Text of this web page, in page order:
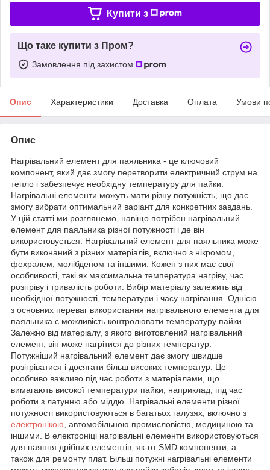
Купити з
Що таке купити з Пром?
Замовлення під захистом
Опис Характеристики Доставка Оплата Умови
Опис
Нагрівальний елемент для паяльника - це ключовий
компонент, який дає змогу перетворити електричний струм на
тепло і забезпечує необхідну температуру для пайки.
Нагрівальні елементи можуть мати різну потужність, що дає
змогу вибрати оптимальний варіант для конкретних завдань.
У цій статті ми розглянемо, навіщо потрібен нагрівальний
елемент для паяльника різної потужності і де він
використовується. Нагрівальний елемент для паяльника може
бути виконаний з різних матеріалів, включно з нікромом,
фехралем, молібденом та іншими. Кожен з них має свої
особливості, такі як максимальна температура нагріву, час
розігріву і тривалість роботи. Вибір матеріалу залежить від
необхідної потужності, температури і часу нагрівання. Однією
з основних переваг використання нагрівального елемента для
паяльника є можливість контролювати температуру пайки.
Залежно від матеріалу, з якого виготовлений нагрівальний
елемент, він може нагрітися до різних температур.
Потужніший нагрівальний елемент дає змогу швидше
розігріватися і досягати більш високих температур. Це
особливо важливо під час роботи з матеріалами, що
вимагають високої температури пайки, наприклад, під час
роботи з латунню або міддю. Нагрівальні елементи різної
потужності використовуються в багатьох галузях, включно з
електронікою , автомобільною промисловістю, медициною та
іншими. В електроніці нагрівальні елементи використовуються
для паяння дрібних елементів, як-от SMD компоненти, а
також для ремонту плат. Більш потужні нагрівальні елементи